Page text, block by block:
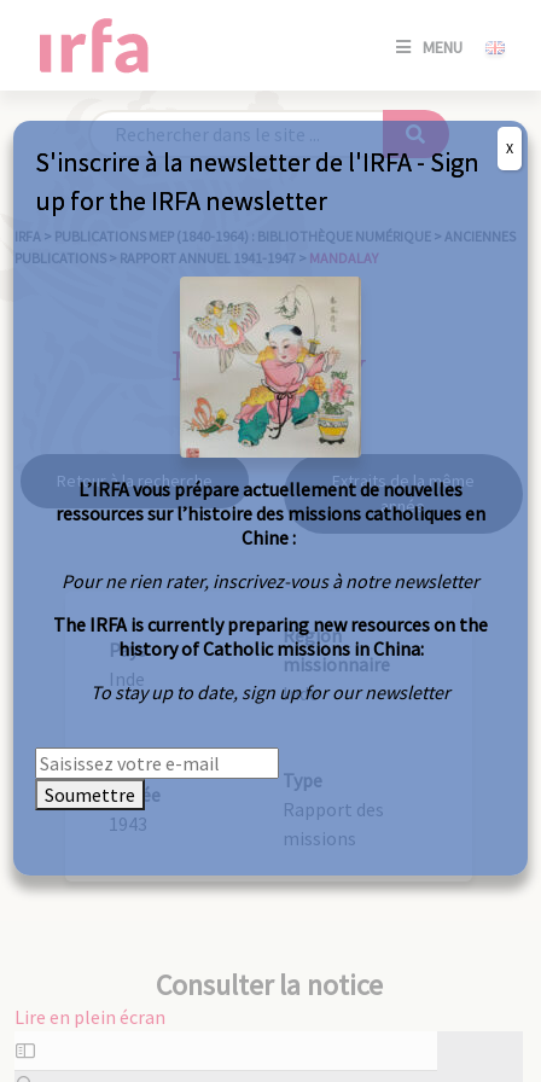
MENU
SE
/
IRFA > PUBLICATIONS MEP (1840-1964) : BIBLIOTHÈQUE NUMÉRIQUE > ANCIENNES
PUBLICATIONS > RAPPORT ANNUEL 1941-1947 > MANDALAY
Mandalay
Retour à la recherche
Extraits de la même
année
Pays
Inde
Région
missionnaire
Inde
Année
1943
Type
Rapport des
missions
Consulter la notice
Lire en plein écran
Aller
au
S'inscrire à la newsletter de l'IRFA - Sign
up for the IRFA newsletter
L’IRFA vous prépare actuellement de nouvelles
ressources sur l’histoire des missions catholiques en
Chine :
Pour ne rien rater, inscrivez-vous à notre newsletter
The IRFA is currently preparing new resources on the
history of Catholic missions in China:
To stay up to date, sign up for our newsletter
Soumettre
X